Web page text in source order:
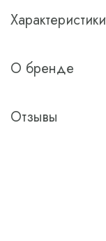
Характеристики
О бренде
Отзывы